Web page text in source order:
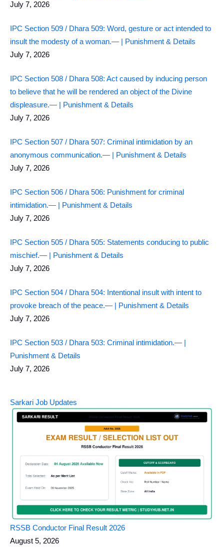
July 7, 2026
IPC Section 509 / Dhara 509: Word, gesture or act intended to
insult the modesty of a woman.— | Punishment & Details
July 7, 2026
IPC Section 508 / Dhara 508: Act caused by inducing person
to believe that he will be rendered an object of the Divine
displeasure.— | Punishment & Details
July 7, 2026
IPC Section 507 / Dhara 507: Criminal intimidation by an
anonymous communication.— | Punishment & Details
July 7, 2026
IPC Section 506 / Dhara 506: Punishment for criminal
intimidation.— | Punishment & Details
July 7, 2026
IPC Section 505 / Dhara 505: Statements conducing to public
mischief.— | Punishment & Details
July 7, 2026
IPC Section 504 / Dhara 504: Intentional insult with intent to
provoke breach of the peace.— | Punishment & Details
July 7, 2026
IPC Section 503 / Dhara 503: Criminal intimidation.— |
Punishment & Details
July 7, 2026
Sarkari Job Updates
RSSB Conductor Final Result 2026
August 5, 2026